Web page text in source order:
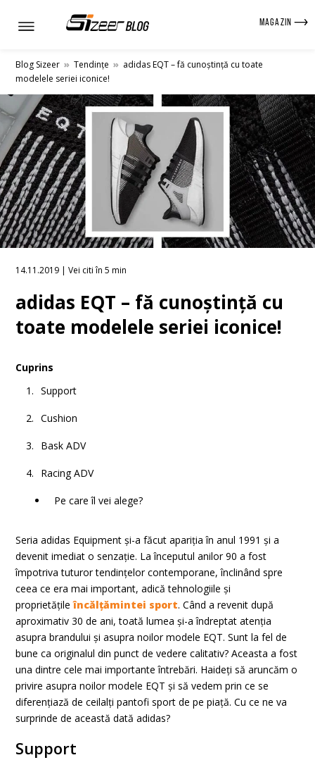
MAGAZIN
Blog Sizeer » Tendințe » adidas EQT – fă cunoștință cu toate
modelele seriei iconice!
14.11.2019 | Vei citi în 5 min
adidas EQT – fă cunoștință cu
toate modelele seriei iconice!
Cuprins
Support
Cushion
Bask ADV
Racing ADV
Pe care îl vei alege?
Seria adidas Equipment și-a făcut apariția în anul 1991 și a
devenit imediat o senzație. La începutul anilor 90 a fost
împotriva tuturor tendințelor contemporane, înclinând spre
ceea ce era mai important, adică tehnologiile și
proprietățileîncălțămintei sport. Când a revenit după
aproximativ 30 de ani, toată lumea și-a îndreptat atenția
asupra brandului și asupra noilor modele EQT. Sunt la fel de
bune ca originalul din punct de vedere calitativ? Aceasta a fost
una dintre cele mai importante întrebări. Haideți să aruncăm o
privire asupra noilor modele EQT și să vedem prin ce se
diferențiază de ceilalți pantofi sport de pe piață. Cu ce ne va
surprinde de această dată adidas?
Support